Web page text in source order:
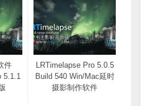
件
5.1.1
LRTimelapse Pro 5.0.5
Build 540 Win/Mac延时
摄影制作软件